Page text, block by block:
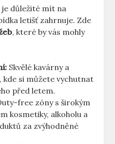
důležité mít na
letišť zahrnuje. Zde
, které by vás mohly
Skvělé⁤ kavárny a‌
kde si můžete vychutnat
před letem.
free zóny s⁣ širokým
kosmetiky, alkoholu a​
za zvýhodněné